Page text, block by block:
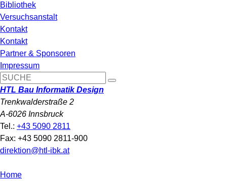
Bibliothek
Versuchsanstalt
Kontakt
Kontakt
Partner & Sponsoren
Impressum
HTL Bau Informatik Design
Trenkwalderstraße 2
A-6026 Innsbruck
Tel.: +43 5090 2811
Fax: +43 5090 2811-900
direktion@htl-ibk.at
Home